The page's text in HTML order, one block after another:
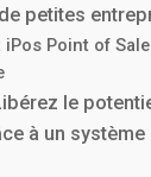
petites
iPos Point of
le
à un